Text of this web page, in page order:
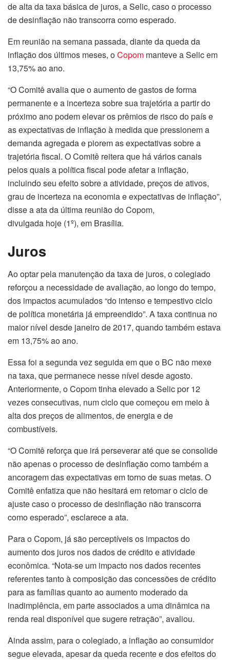
de alta da taxa básica de juros, a Selic, caso o processo
de desinflação não transcorra como esperado.
Em reunião na semana passada, diante da queda da
inflação dos últimos meses, oCopom manteve a Selic em
13,75% ao ano.
“O Comitê avalia que o aumento de gastos de forma
permanente e a incerteza sobre sua trajetória a partir do
próximo ano podem elevar os prêmios de risco do país e
as expectativas de inflação à medida que pressionem a
demanda agregada e piorem as expectativas sobre a
trajetória fiscal. O Comitê reitera que há vários canais
pelos quais a política fiscal pode afetar a inflação,
incluindo seu efeito sobre a atividade, preços de ativos,
grau de incerteza na economia e expectativas de inflação”,
disse a ata da última reunião do Copom,
divulgada hoje (1º), em Brasília.
Juros
Ao optar pela manutenção da taxa de juros, o colegiado
reforçou a necessidade de avaliação, ao longo do tempo,
dos impactos acumulados “do intenso e tempestivo ciclo
de política monetária já empreendido”. A taxa continua no
maior nível desde janeiro de 2017, quando também estava
em 13,75% ao ano.
Essa foi asegundavez seguida em que o BC não mexe
na taxa, que permanece nesse nível desde agosto.
Anteriormente, o Copom tinha elevado a Selic por 12
vezes consecutivas, num ciclo que começou em meio à
alta dos preços de alimentos, de energia e de
combustíveis.
“O Comitê reforça que irá perseverar até que se consolide
não apenas o processo de desinflação como também a
ancoragem das expectativas em torno de suas metas. O
Comitê enfatiza que não hesitará em retomar o ciclo de
ajuste caso o processo de desinflação não transcorra
como esperado”, esclarece a ata.
Para o Copom, já são perceptíveis os impactos do
aumento dos juros nos dados de crédito e atividade
econômica. “Nota-se um impacto nos dados recentes
referentes tanto à composição das concessões de crédito
para as famílias quanto ao aumento moderado da
inadimplência, em parte associados a uma dinâmica na
renda real disponível que sugere retração”, avaliou.
Ainda assim, para o colegiado, a inflação ao consumidor
segue elevada, apesar da queda recente e dos efeitos do